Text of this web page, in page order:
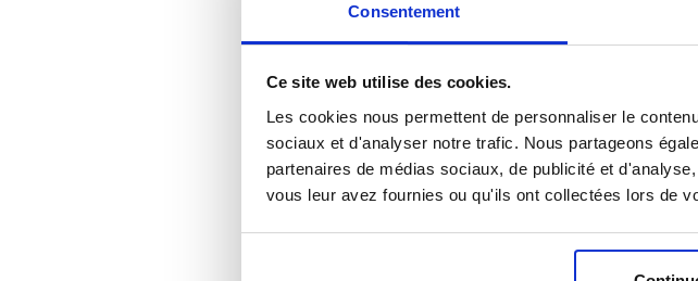
Consentement
Ce site web utilise des cookies.
Les cookies nous permettent de personnaliser le
sociaux et d'analyser notre trafic. Nous partageons
partenaires de médias sociaux, de publicité et
vous leur avez fournies ou qu'ils ont collectées lors de
103,39 €/ TTC